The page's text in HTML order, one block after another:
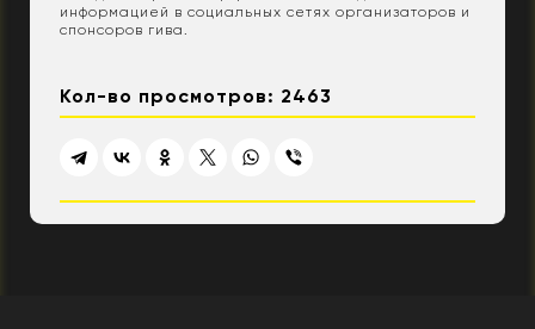
информацией в социальных сетях организаторов и
спонсоров гива.
Кол-во просмотров: 2463